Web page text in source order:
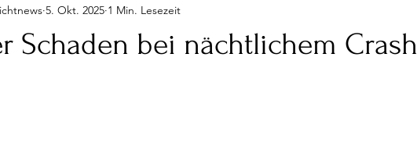
Schaden bei nächtlichem Crash
5. Okt. 2025 1 Min. Lesezeit